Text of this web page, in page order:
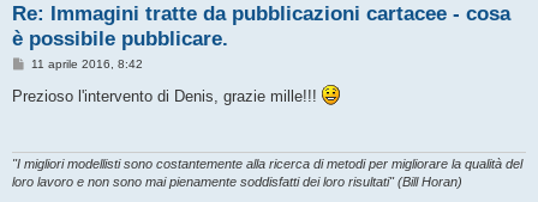
Re: Immagini tratte da pubblicazioni cartacee - cosa
è possibile pubblicare.
M
s
s
i
o
11 aprile 2016, 8:42
Prezioso l'intervento di Denis, grazie mille!!!
"I migliori modellisti sono costantemente alla ricerca di metodi per migliorare la qualità del
loro lavoro e non sono mai pienamente soddisfatti dei loro risultati" (Bill Horan)